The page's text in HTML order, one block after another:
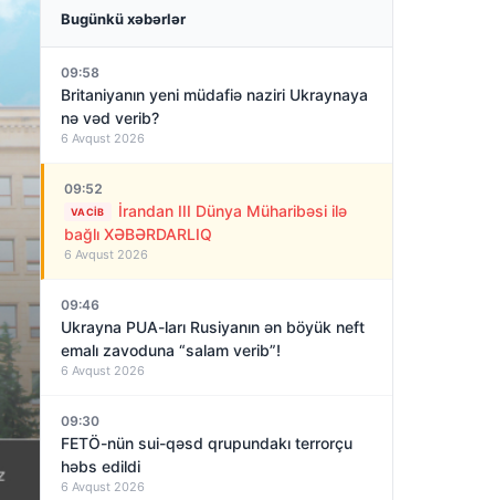
Bugünkü xəbərlər
09:58
Britaniyanın yeni müdafiə naziri Ukraynaya
nə vəd verib?
6 Avqust 2026
09:52
VACIB
İrandan III Dünya Müharibəsi ilə
bağlı XƏBƏRDARLIQ
6 Avqust 2026
09:46
Ukrayna PUA-ları Rusiyanın ən böyük neft
emalı zavoduna “salam verib”!
6 Avqust 2026
09:30
FETÖ-nün sui-qəsd qrupundakı terrorçu
həbs edildi
6 Avqust 2026